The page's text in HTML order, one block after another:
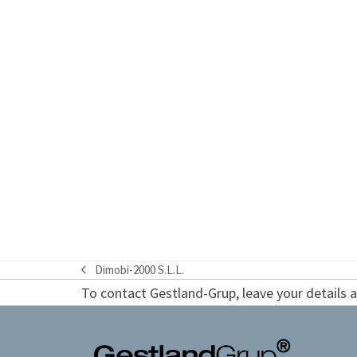
previous
post:
Dimobi-2000 S.L.L.
To contact Gestland-Grup, leave your details